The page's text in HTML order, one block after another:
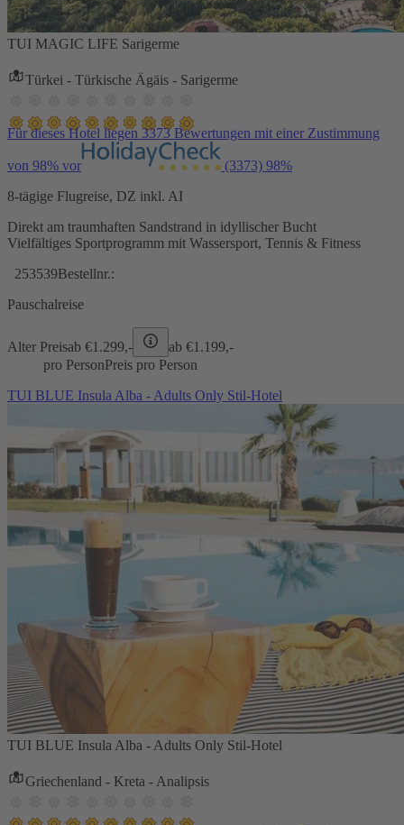
TUI MAGIC LIFE Sarigerme
Türkei - Türkische Ägäis - Sarigerme
Für dieses Hotel liegen 3373 Bewertungen mit einer Zustimmung
von 98% vor (3373) 98%
8-tägige Flugreise, DZ inkl. AI
Direkt am traumhaften Sandstrand in idyllischer Bucht
Vielfältiges Sportprogramm mit Wassersport, Tennis & Fitness
253539Bestellnr.:
Pauschalreise
Alter Preisab €1.299,- ab €1.199,-
pro PersonPreis pro Person
TUI BLUE Insula Alba - Adults Only Stil-Hotel
TUI BLUE Insula Alba - Adults Only Stil-Hotel
Griechenland - Kreta - Analipsis